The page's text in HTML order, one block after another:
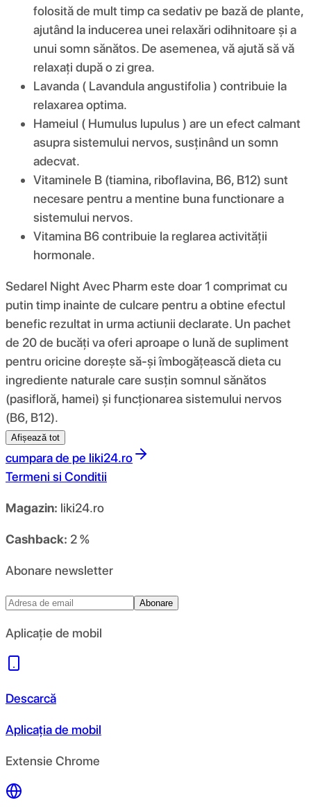
folosită de mult timp ca sedativ pe bază de plante,
ajutând la inducerea unei relaxări odihnitoare și a
unui somn sănătos. De asemenea, vă ajută să vă
relaxați după o zi grea.
Lavanda ( Lavandula angustifolia ) contribuie la
relaxarea optima.
Hameiul ( Humulus lupulus ) are un efect calmant
asupra sistemului nervos, susținând un somn
adecvat.
Vitaminele B (tiamina, riboflavina, B6, B12) sunt
necesare pentru a mentine buna functionare a
sistemului nervos.
Vitamina B6 contribuie la reglarea activității
hormonale.
Sedarel Night Avec Pharm este doar 1 comprimat cu
putin timp inainte de culcare pentru a obtine efectul
benefic rezultat in urma actiunii declarate. Un pachet
de 20 de bucăți va oferi aproape o lună de supliment
pentru oricine dorește să-și îmbogățească dieta cu
ingrediente naturale care susțin somnul sănătos
(pasifloră, hamei) și funcționarea sistemului nervos
(B6, B12).
Afișează tot
cumpara de pe liki24.ro
Termeni si Conditii
Magazin: liki24.ro
Cashback: 2 %
Abonare newsletter
Abonare
Aplicație de mobil
Descarcă
Aplicația de mobil
Extensie Chrome